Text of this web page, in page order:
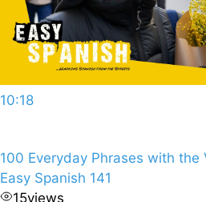
10:18
100 Everyday Phrases with the
Easy Spanish 141
15views